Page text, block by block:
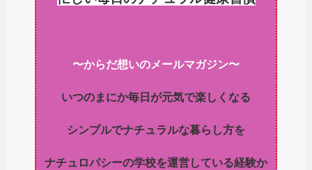
〜からだ想いのメールマガジン〜
いつのまにか毎日が元気で楽しくなる
シンプルでナチュラルな暮らし方を
ナチュロパシーの学校を運営している経験か